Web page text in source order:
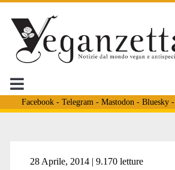
Facebook- Telegram - Mastodon - Bluesky-
Tag:
28 Aprile, 2014 | 9.170 letture